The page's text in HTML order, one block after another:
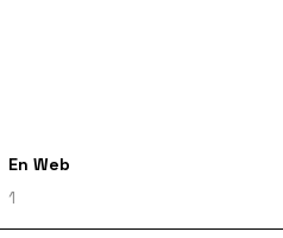
En Web
1